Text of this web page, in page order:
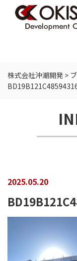
株式会社沖潮開発 >
2025.05.20